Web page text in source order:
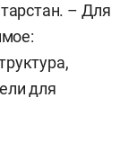
– Для
для